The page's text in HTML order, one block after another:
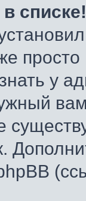
списке!
у